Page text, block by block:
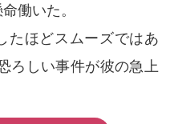
働いた。
たほどスムーズではあ
ろしい事件が彼の急上